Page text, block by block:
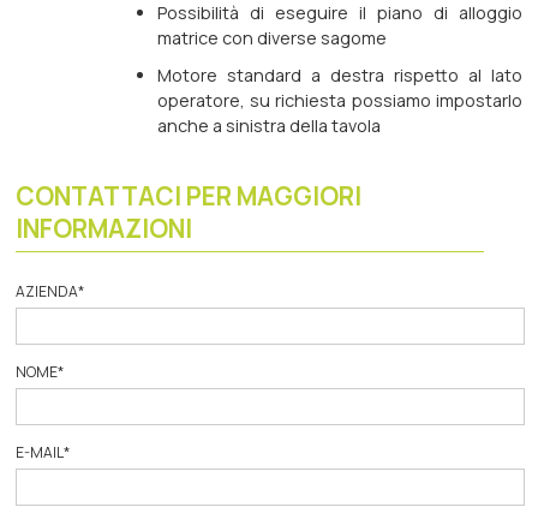
Possibilità di eseguire il piano di alloggio
matrice con diverse sagome
Motore standard a destra rispetto al lato
operatore, su richiesta possiamo impostarlo
anche a sinistra della tavola
CONTATTACI PER MAGGIORI
INFORMAZIONI
AZIENDA*
NOME*
E-MAIL*